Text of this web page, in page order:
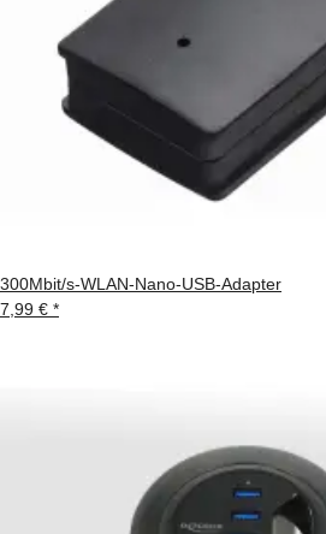
300Mbit/s-WLAN-Nano-USB-Adapter
7,99 € *